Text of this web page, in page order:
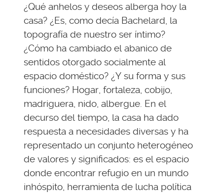
¿Qué anhelos y deseos alberga hoy la
casa? ¿Es, como decía Bachelard, la
topografía de nuestro ser íntimo?
¿Cómo ha cambiado el abanico de
sentidos otorgado socialmente al
espacio doméstico? ¿Y su forma y sus
funciones? Hogar, fortaleza, cobijo,
madriguera, nido, albergue. En el
decurso del tiempo, la casa ha dado
respuesta a necesidades diversas y ha
representado un conjunto heterogéneo
de valores y significados: es el espacio
donde encontrar refugio en un mundo
inhóspito, herramienta de lucha política